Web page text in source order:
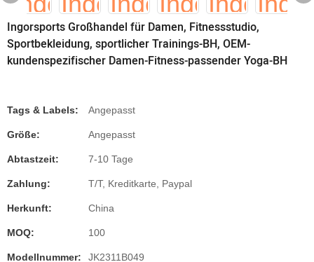
Ingorsports Großhandel für Damen, Fitnessstudio,
Sportbekleidung, sportlicher Trainings-BH, OEM-
kundenspezifischer Damen-Fitness-passender Yoga-BH
Tags & Labels: Angepasst
Größe: Angepasst
Abtastzeit: 7-10 Tage
Zahlung: T/T, Kreditkarte, Paypal
Herkunft: China
MOQ: 100
Modellnummer: JK2311B049